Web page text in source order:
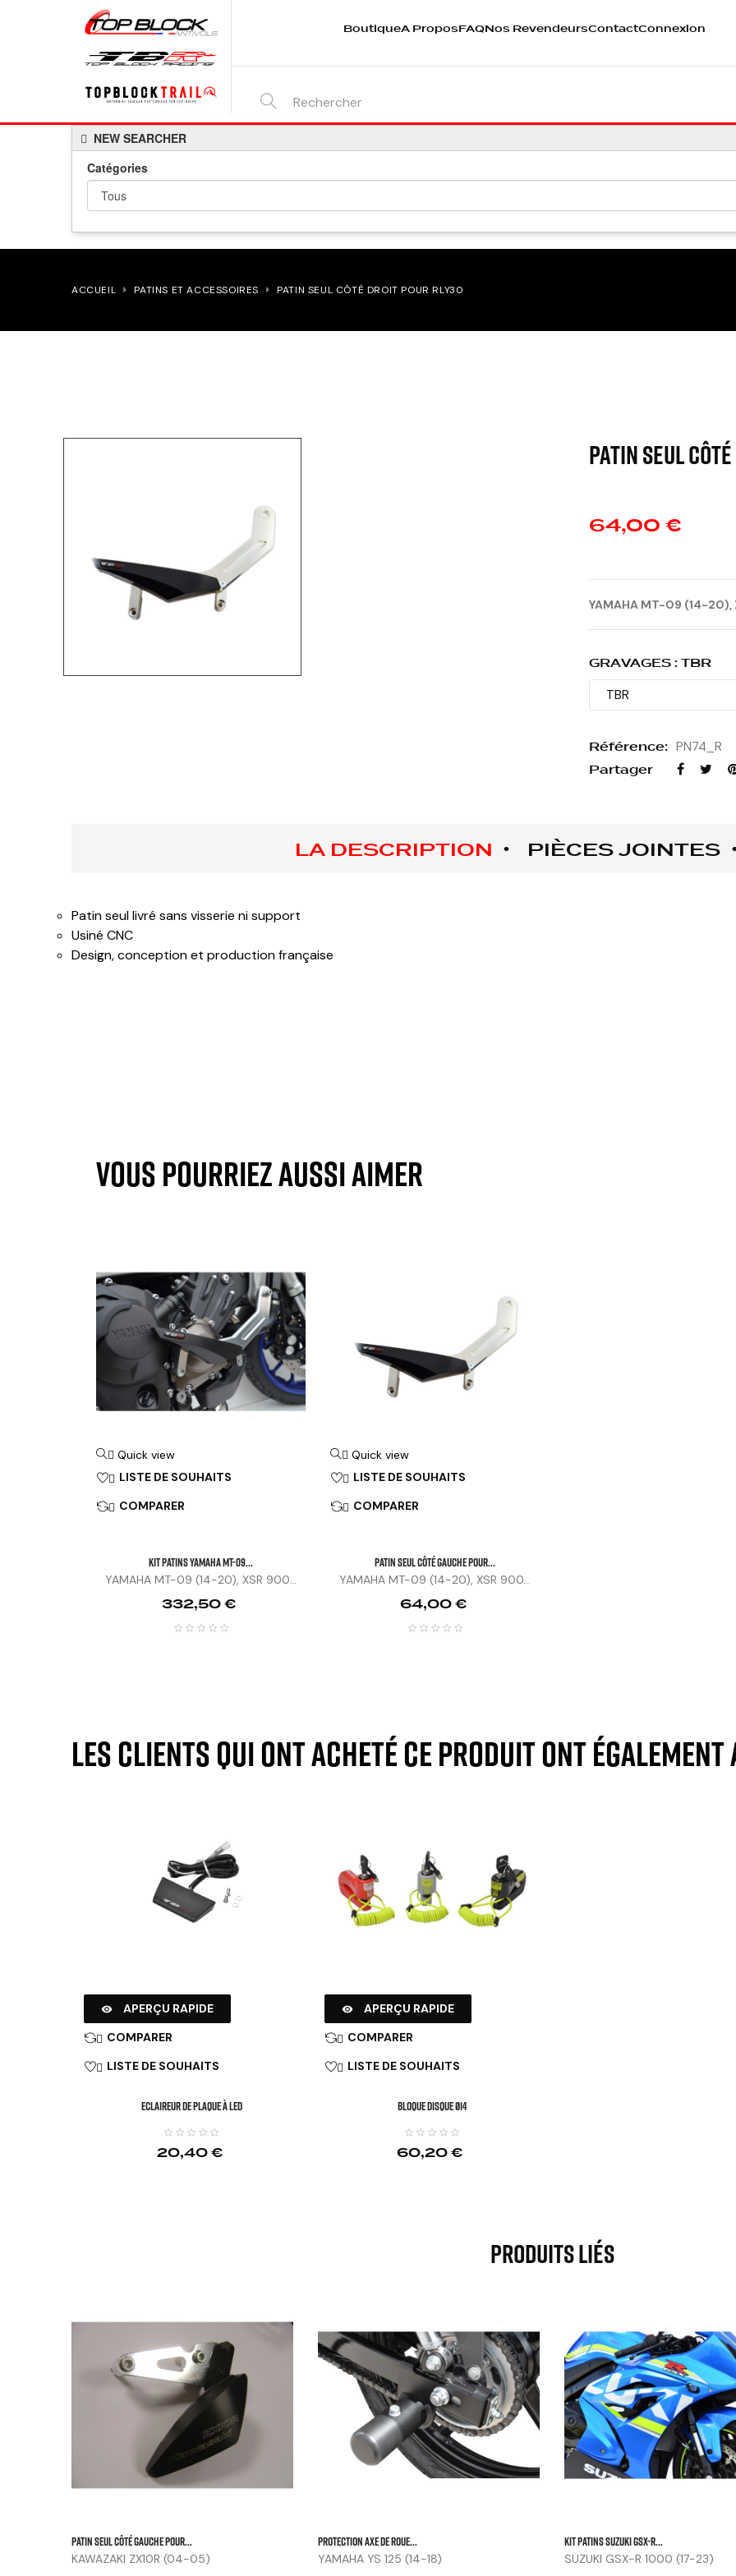
BoutiqueA ProposFAQNos RevendeursContactConnexion
NEW SEARCHER
Catégories
ACCUEIL PATINS ET ACCESSOIRES PATIN SEUL CÔTÉ DROIT POUR RLY30
Patin seul côté
64,00 €
YAMAHA MT-09 (14-20),
GRAVAGES : TBR
Référence: PN74_R
Partager
LA DESCRIPTION PIÈCES JOINTES
Patin seul livré sans visserie ni support
Usiné CNC
Design, conception et production française
VOUS POURRIEZ AUSSI AIMER
 Quick view
 LISTE DE SOUHAITS
 COMPARER
KIT PATINS YAMAHA MT-09...
YAMAHA MT-09 (14-20), XSR 900...
Prix
332,50 €
 Quick view
 LISTE DE SOUHAITS
 COMPARER
Patin Seul Côté Gauche Pour...
YAMAHA MT-09 (14-20), XSR 900...
Prix
64,00 €
Les clients qui ont acheté ce produit ont également
 APERÇU RAPIDE
 COMPARER
 LISTE DE SOUHAITS
Eclaireur De Plaque À LED
20,40 €
 APERÇU RAPIDE
 COMPARER
 LISTE DE SOUHAITS
BLOQUE DISQUE Ø14
60,20 €
Produits Liés

Patin Seul Côté Gauche Pour...
KAWAZAKI ZX10R (04-05)


PROTECTION AXE DE ROUE...
YAMAHA YS 125 (14-18)
KIT PATINS SUZUKI GSX-R...
SUZUKI GSX-R 1000 (17-23)